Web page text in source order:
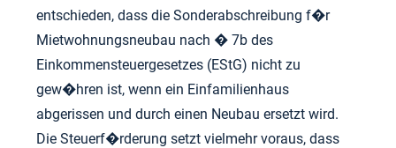
entschieden, dass die Sonderabschreibung f�r
Mietwohnungsneubau nach � 7b des
Einkommensteuergesetzes (EStG) nicht zu
gew�hren ist, wenn ein Einfamilienhaus
abgerissen und durch einen Neubau ersetzt wird.
Die Steuerf�rderung setzt vielmehr voraus, dass